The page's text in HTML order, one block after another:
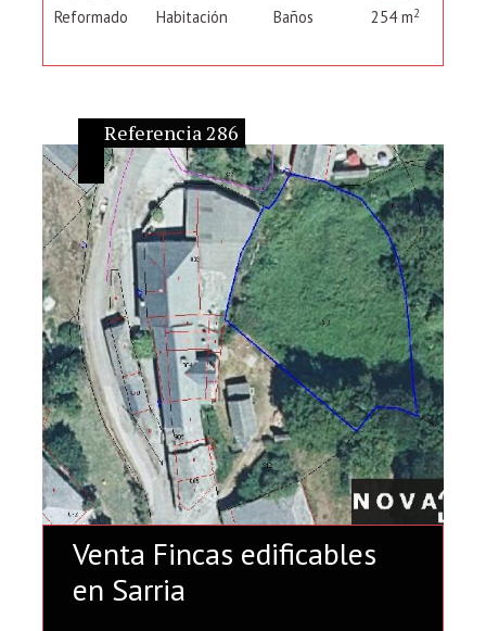
Reformado Habitación Baños 254 m2
Referencia 286
Venta Fincas edificables
en Sarria